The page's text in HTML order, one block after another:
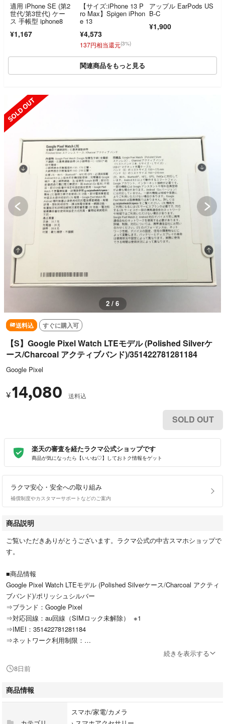
適用 iPhone SE (第2
世代/第3世代) ケー
ス 手帳型 iphone8
¥1,167
【サイズ:iPhone 13 P
ro Max】Spigen iPhon
e 13
¥4,573
137円相当還元(3%)
アップル EarPods US
B-C
¥1,900
関連商品をもっと見る
2 / 6
送料込 すぐに購入可
【S】Google Pixel Watch LTEモデル (Polished Silverケ
ース/Charcoal アクティブバンド)/351422781281184
Google Pixel
¥14,080 送料込
SOLD OUT
楽天の審査を経たラクマ公式ショップです
商品が気になったら【いいね♡】しておトク情報をゲット
ラクマ安心・安全への取り組み
補償制度やカスタマーサポートなどのご案内
商品説明
ご覧いただきありがとうございます。ラクマ公式の中古スマホショップで
す。
■商品情報
Google Pixel Watch LTEモデル (Polished Silverケース/Charcoal アクティ
ブバンド)/ポリッシュシルバー
⇒ブランド：Google Pixel
⇒対応回線：au回線（SIMロック未解除） ※1
⇒IMEI：351422781281184
⇒ネットワーク利用制限：
⇒【Sグレード】未使用品（新品同様の状態） ※2
⇒箱ダメージ品
⇒動作：基本機能確認済み
⇒電池性能：Android端末に関しては電池性能はわかりかねますのでご容
赦下さい
続きを表示する
8日前
商品情報
スマホ/家電/カメラ